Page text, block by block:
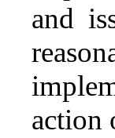
and
action